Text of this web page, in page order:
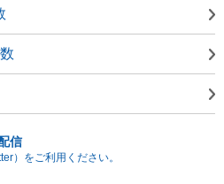
信
）をご利用ください。